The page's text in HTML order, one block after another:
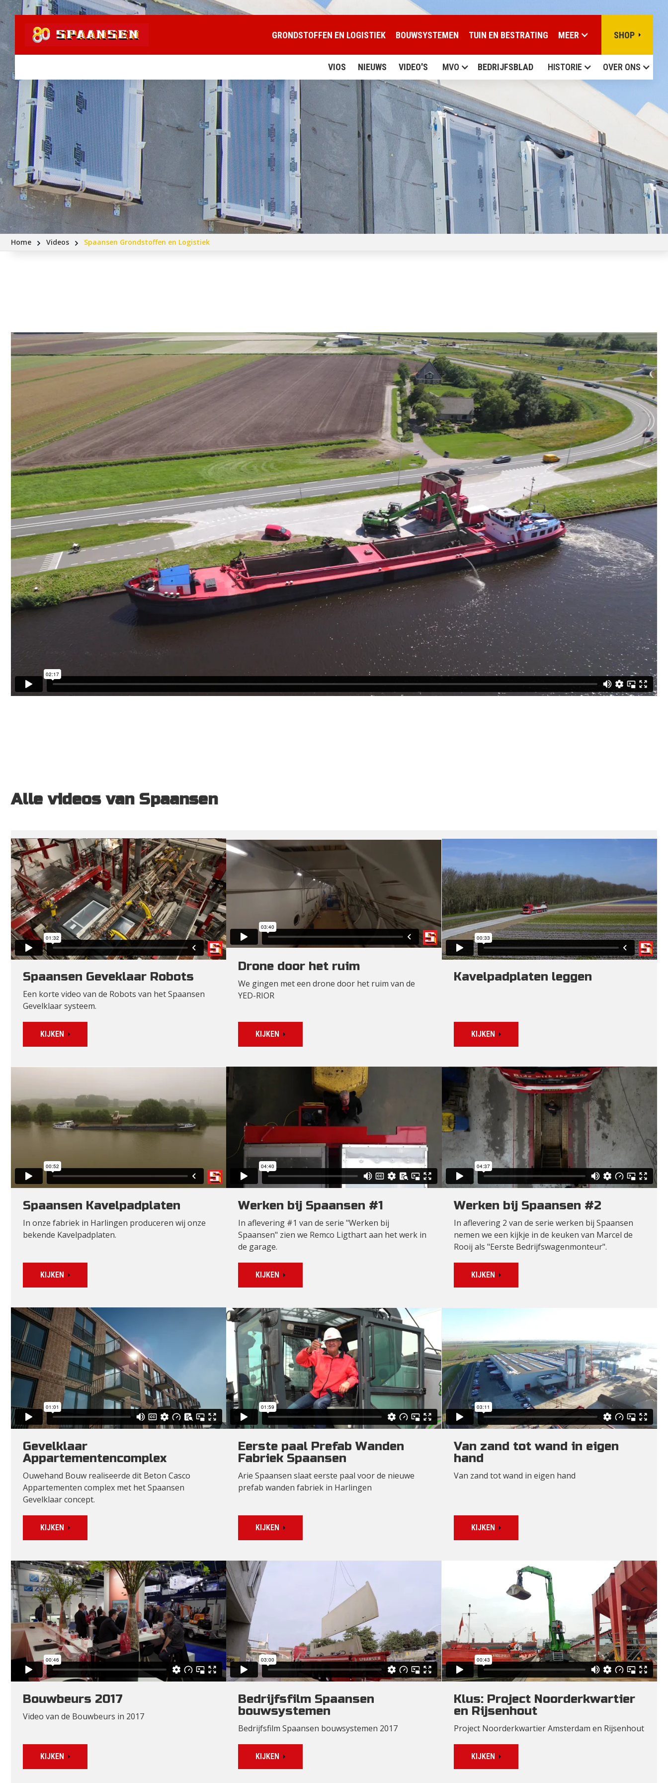
VIOS NIEUWS VIDEO'S MVO BEDRIJFSBLAD HISTORIE OVER ONS
GRONDSTOFFEN EN LOGISTIEK BOUWSYSTEMEN TUIN EN BESTRATING MEER SHOP
Home Videos Spaansen Grondstoffen en Logistiek
Alle videos van Spaansen
Spaansen Geveklaar Robots
Een korte video van de Robots van het Spaansen
Gevelklaar systeem.
KIJKEN
Drone door het ruim
We gingen met een drone door het ruim van de
YED-RIOR
KIJKEN
Kavelpadplaten leggen
KIJKEN
Spaansen Kavelpadplaten
In onze fabriek in Harlingen produceren wij onze
bekende Kavelpadplaten.
KIJKEN
Werken bij Spaansen #1
In aflevering #1 van de serie "Werken bij
Spaansen" zien we Remco Ligthart aan het werk in
de garage.
KIJKEN
Werken bij Spaansen #2
In aflevering 2 van de serie werken bij Spaansen
nemen we een kijkje in de keuken van Marcel de
Rooij als "Eerste Bedrijfswagenmonteur".
KIJKEN
Gevelklaar
Appartementencomplex
Ouwehand Bouw realiseerde dit Beton Casco
Appartementen complex met het Spaansen
Gevelklaar concept.
KIJKEN
Eerste paal Prefab Wanden
Fabriek Spaansen
Arie Spaansen slaat eerste paal voor de nieuwe
prefab wanden fabriek in Harlingen
KIJKEN
Van zand tot wand in eigen
hand
Van zand tot wand in eigen hand
KIJKEN
Bouwbeurs 2017
Video van de Bouwbeurs in 2017
KIJKEN
Bedrijfsfilm Spaansen
bouwsystemen
Bedrijfsfilm Spaansen bouwsystemen 2017
KIJKEN
Klus: Project Noorderkwartier
en Rijsenhout
Project Noorderkwartier Amsterdam en Rijsenhout
KIJKEN